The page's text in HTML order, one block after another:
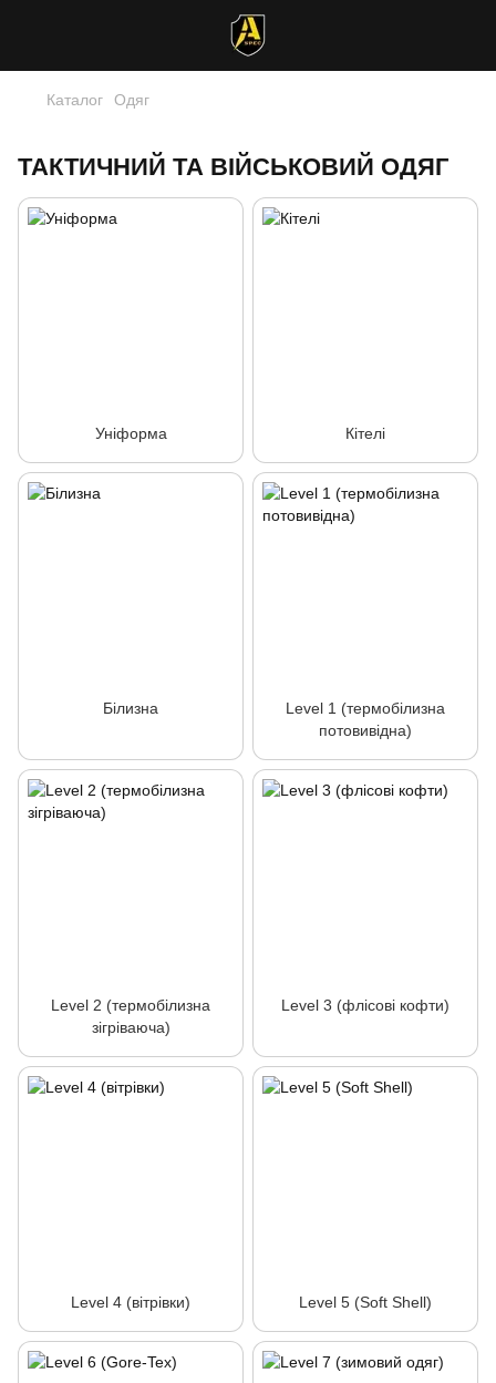
Каталог Одяг
ТАКТИЧНИЙ ТА ВІЙСЬКОВИЙ ОДЯГ
Уніформа Кітелі
Білизна
Level 1 (термобілизна
потовивідна)
Level 2 (термобілизна
зігріваюча)
Level 3 (флісові кофти)
Level 4 (вітрівки) Level 5 (Soft Shell)